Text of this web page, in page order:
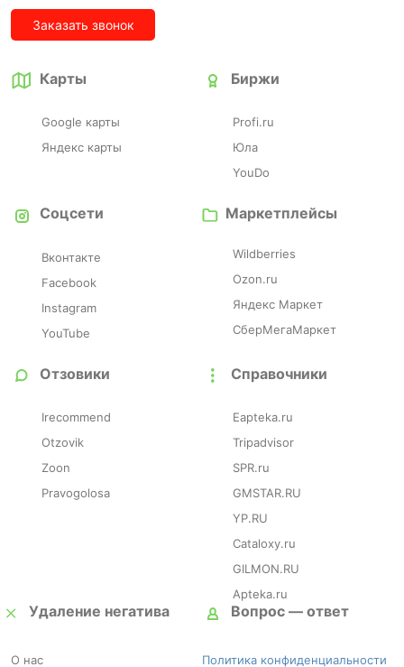
Заказать звонок
О нас Политика конфиденциальности
Карты
Google карты
Яндекс карты
Биржи
Profi.ru
Юла
YouDo
Соцсети
Вконтакте
Facebook
Instagram
YouTube
Справочники
Eapteka.ru
Tripadvisor
SPR.ru
GMSTAR.RU
YP.RU
Cataloxy.ru
GILMON.RU
Apteka.ru
Удаление негатива Вопрос — ответ
Отзовики
Irecommend
Otzovik
Zoon
Pravogolosa
Маркетплейсы
Wildberries
Ozon.ru
Яндекс Маркет
СберМегаМаркет